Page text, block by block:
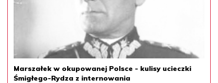
Marszałek w okupowanej Polsce - kulisy ucieczki
Śmigłego-Rydza z internowania